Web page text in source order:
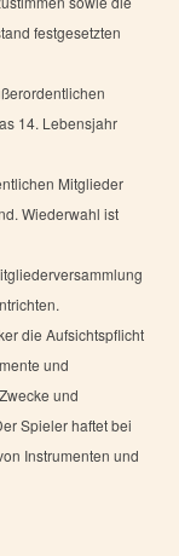
festgesetzten
14. Lebensjahr
Mitglieder
Wiederwahl ist
die Aufsichtspflicht
und
und
Spieler haftet bei
Instrumenten und